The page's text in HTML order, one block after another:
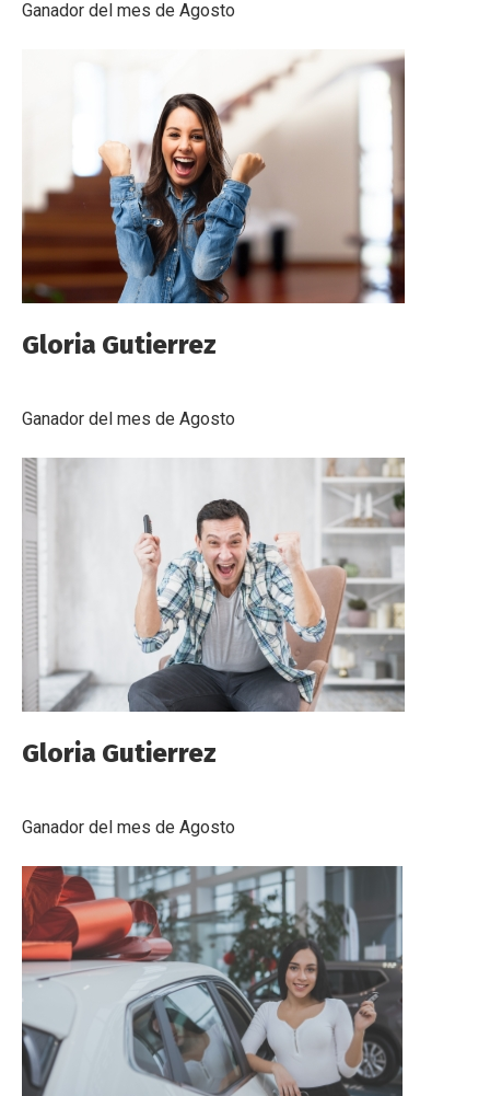
Ganador del mes de Agosto
Gloria Gutierrez
Ganador del mes de Agosto
Gloria Gutierrez
Ganador del mes de Agosto